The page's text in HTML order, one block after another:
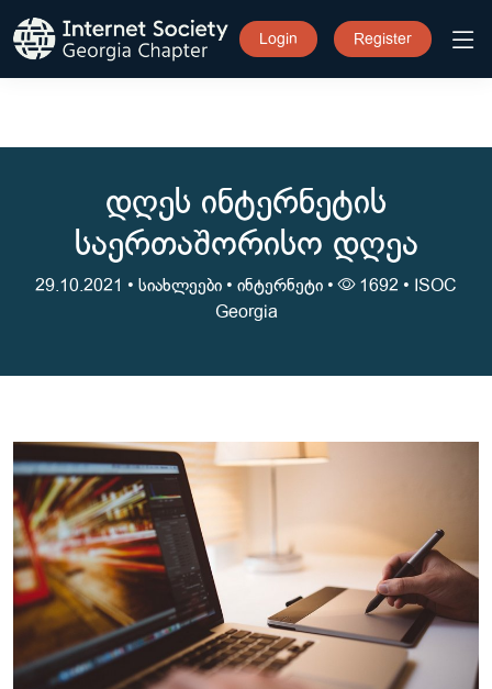
Login Register
დღეს ინტერნეტის
საერთაშორისო დღეა
29.10.2021 • სიახლეები • ინტერნეტი • 1692 • ISOC
Georgia